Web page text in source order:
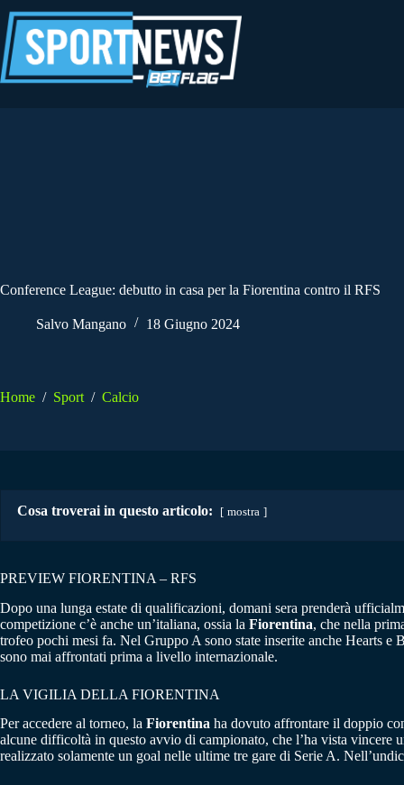
al
contenuto
Conference League: debutto in casa per la Fiorentina contro il RFS
Salvo Mangano 18 Giugno 2024
Home / Sport / Calcio
Cosa troverai in questo articolo: mostra
PREVIEW FIORENTINA – RFS
Dopo una lunga estate di qualificazioni, domani sera prenderà
competizione c’è anche un’italiana, ossia la Fiorentina, che nella
trofeo pochi mesi fa. Nel Gruppo A sono state inserite anche Hearts
sono mai affrontati prima a livello internazionale.
LA VIGILIA DELLA FIORENTINA
Per accedere al torneo, la Fiorentina ha dovuto affrontare il doppio
alcune difficoltà in questo avvio di campionato, che l’ha vista vincere
realizzato solamente un goal nelle ultime tre gare di Serie A.